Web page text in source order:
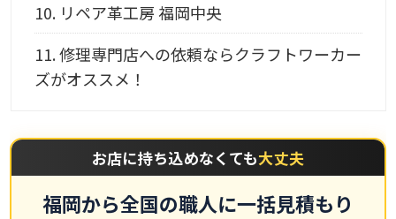
10.リペア革工房 福岡中央
11.修理専門店への依頼ならクラフトワーカー
ズがオススメ！
お店に持ち込めなくても大丈夫
福岡から全国の職人に一括見積もり